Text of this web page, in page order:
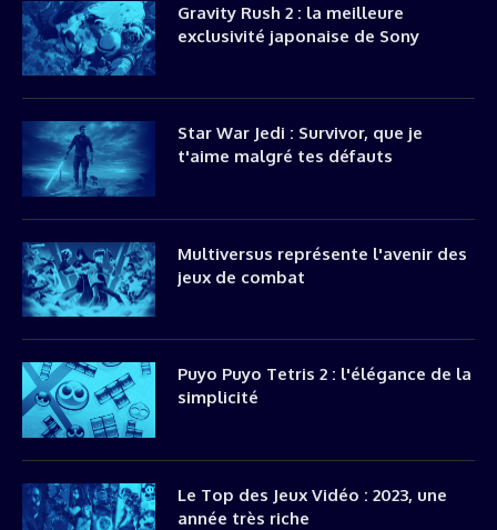
Gravity Rush 2 : la meilleure
exclusivité japonaise de Sony
Star War Jedi : Survivor, que je
t'aime malgré tes défauts
Multiversus représente l'avenir des
jeux de combat
Puyo Puyo Tetris 2 : l'élégance de la
simplicité
Le Top des Jeux Vidéo : 2023, une
année très riche